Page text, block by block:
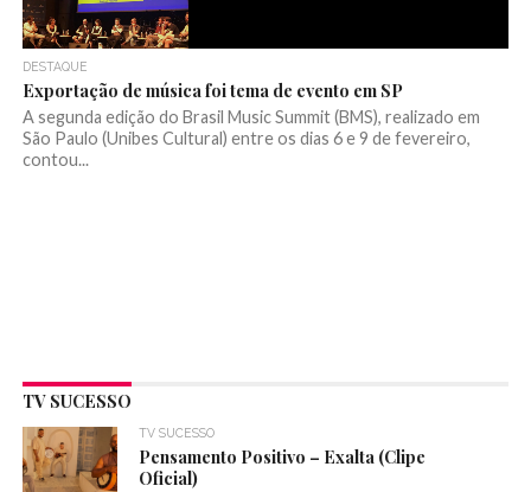
DESTAQUE
Exportação de música foi tema de evento em SP
A segunda edição do Brasil Music Summit (BMS), realizado em
São Paulo (Unibes Cultural) entre os dias 6 e 9 de fevereiro,
contou...
TV SUCESSO
TV SUCESSO
Pensamento Positivo – Exalta (Clipe
Oficial)